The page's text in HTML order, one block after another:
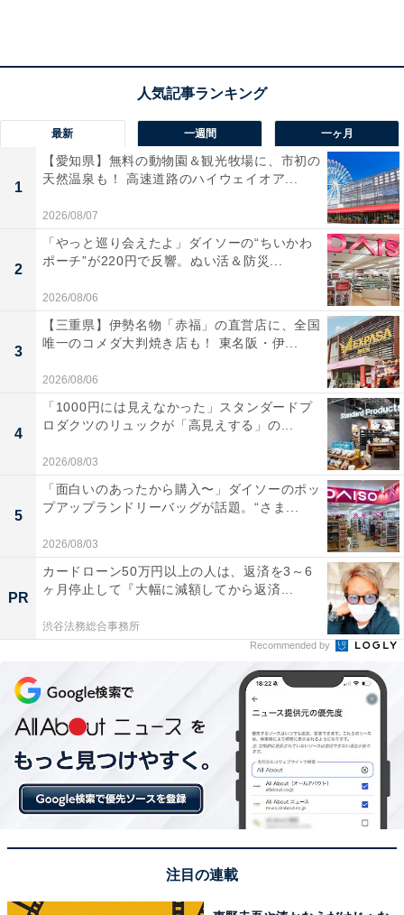
男性編「年代別にみるアニメの人気ランキングTOP3（自由記述）」
10代男性で「呪術廻戦」が3位にランクイン。30代・40
代男性では「ドラゴンボール」が1位、40代・50代男性
では「機動戦士ガンダム」のTOP3入り、60代・70代以
上の男性では「鉄腕アトム」が2位を飾るなど、男性ラ
ンキングでは、年代によって変化が見られました。
女性編「年代別にみるアニメの人気ランキングTOP3（自由記述）」
10代女性では「ハイキュー!!」がランクイン。また、女
性では10代から60代まで「名探偵コナン」がTOP3にラ
ンクインしており、「鬼滅の刃」同様、幅広い年代から
指示されていることがわかります。
最新 一週間 一ヶ月
1
【愛知県】無料の動物園＆観光牧場に、市初の
天然温泉も！ 高速道路のハイウェイオア...
2026/08/07
2
「やっと巡り会えたよ」ダイソーの“ちいかわ
ポーチ”が220円で反響。ぬい活＆防災...
2026/08/06
3
【三重県】伊勢名物「赤福」の直営店に、全国
唯一のコメダ大判焼き店も！ 東名阪・伊...
2026/08/06
4
「1000円には見えなかった」スタンダードプ
ロダクツのリュックが「高見えする」の...
2026/08/03
5
「面白いのあったから購入〜」ダイソーのポッ
プアップランドリーバッグが話題。“さま...
2026/08/03
PR
カードローン50万円以上の人は、返済を3～6
ヶ月停止して『大幅に減額してから返済...
渋谷法務総合事務所
Recommended by
注目の連載